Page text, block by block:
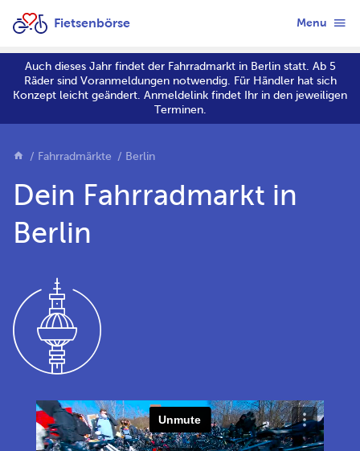
Fietsenbörse Menu
Auch dieses Jahr findet der Fahrradmarkt in Berlin statt. Ab 5
Räder sind Voranmeldungen notwendig. Für Händler hat sich
Konzept leicht geändert. Anmeldelink findet Ihr in den jeweiligen
Terminen.
Fahrradmärkte Berlin
Dein Fahrradmarkt in
Berlin